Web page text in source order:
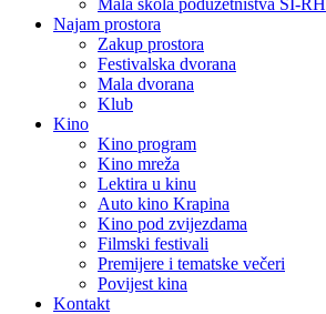
Mala škola poduzetništva SI-RH
Najam prostora
Zakup prostora
Festivalska dvorana
Mala dvorana
Klub
Kino
Kino program
Kino mreža
Lektira u kinu
Auto kino Krapina
Kino pod zvijezdama
Filmski festivali
Premijere i tematske večeri
Povijest kina
Kontakt